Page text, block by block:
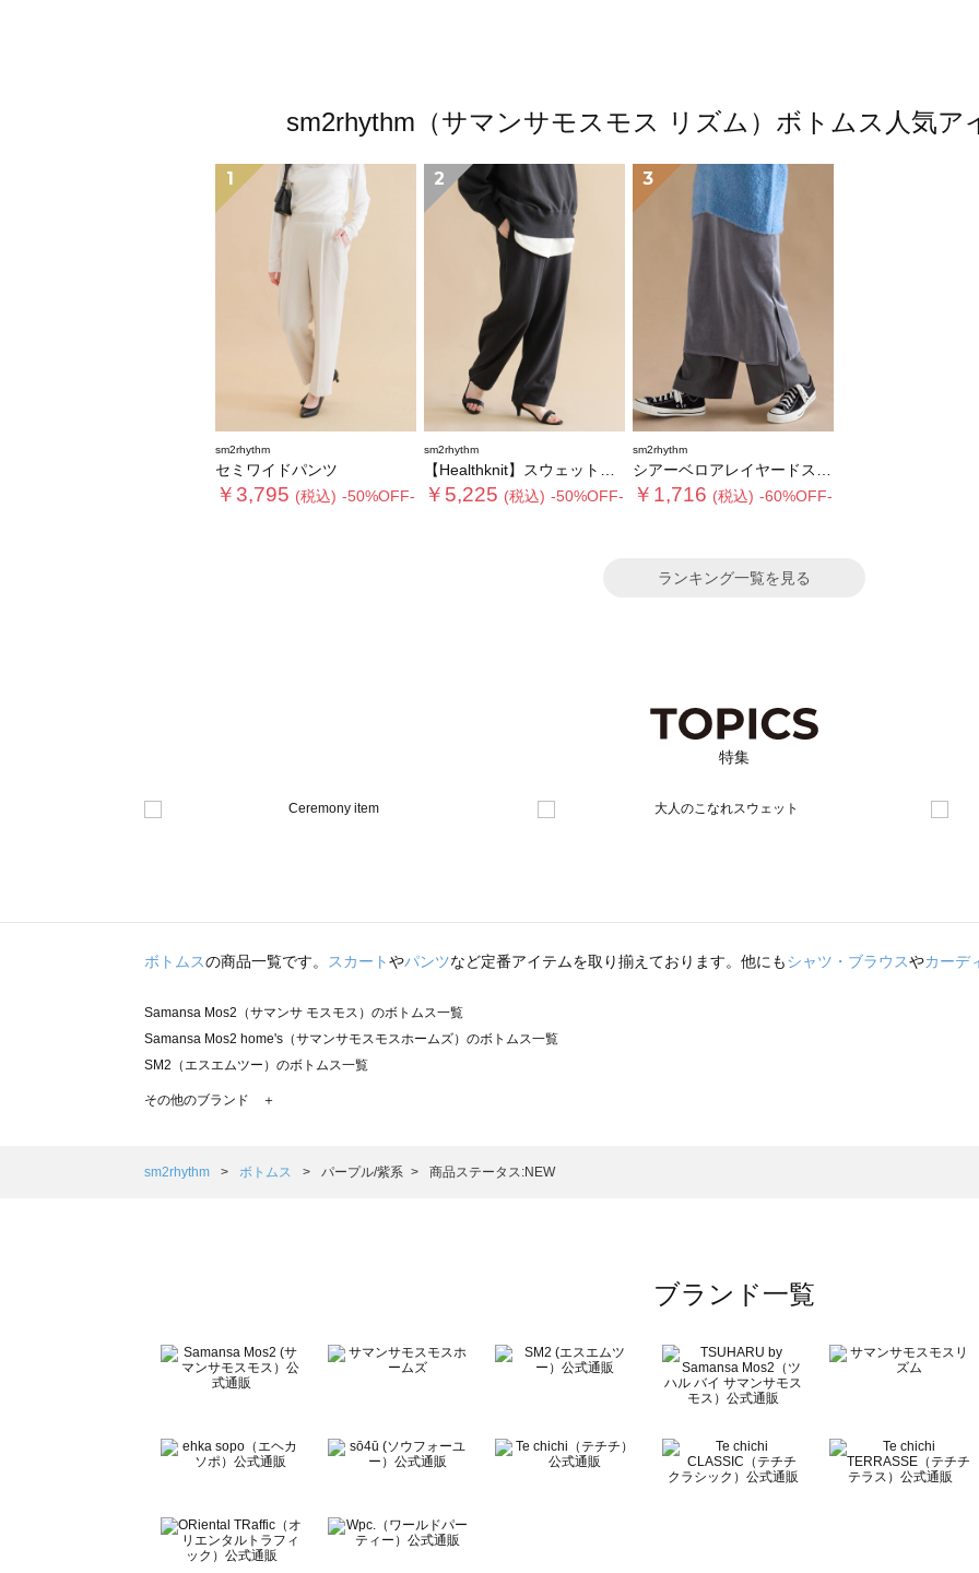
sm2rhythm（サマンサモスモス リズム）ボトムス人気ア
1
sm2rhythm
セミワイドパンツ
￥3,795 (税込) -50%OFF-
2
sm2rhythm
【Healthknit】スウェットパンツ
￥5,225 (税込) -50%OFF-
3
sm2rhythm
シアーベロアレイヤードスカート
￥1,716 (税込) -60%OFF-
ランキング一覧を見る
特集
ボトムスの商品一覧です。 スカートやパンツなど定番アイテムを取り揃えております。他にもシャツ・ブラウスやカーデ
Samansa Mos2（サマンサ モスモス）のボトムス一覧
Samansa Mos2 home's（サマンサモスモスホームズ）のボトムス一覧
SM2（エスエムツー）のボトムス一覧
TSUHARU by Samansa Mos2（ツハルバイサマンサモスモス）のボトムス一覧
Samansa Mos2 Lagom（サマンサモスモス ラーゴム）のボトムス一覧
BETTY'S BLUE（べティーズブルー）のボトムス一覧
Wpc.（ワールドパーティー）のボトムス一覧
その他のブランド ＋
sm2rhythm ボトムス パープル/紫系 商品ステータス:NEW
ブランド一覧